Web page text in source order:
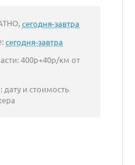
сегодня-завтра
сегодня-завтра
400р+40р/км от
дату и стоимость